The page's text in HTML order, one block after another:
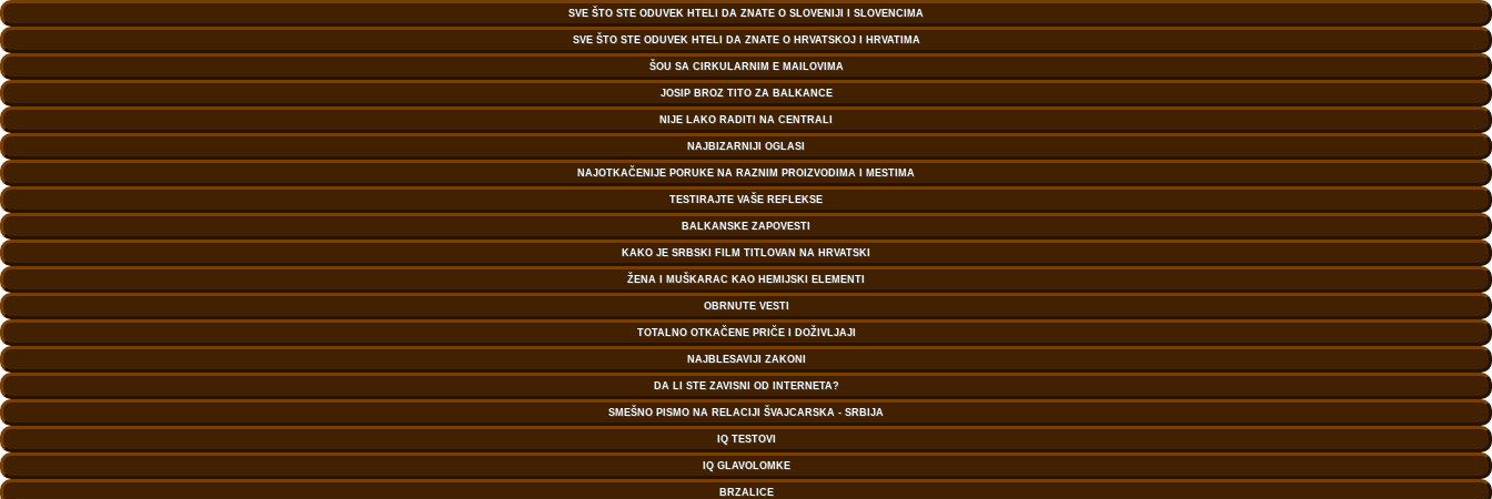
SVE ŠTO STE ODUVEK HTELI DA ZNATE O SLOVENIJI I SLOVENCIMA
SVE ŠTO STE ODUVEK HTELI DA ZNATE O HRVATSKOJ I HRVATIMA
ŠOU SA CIRKULARNIM E MAILOVIMA
JOSIP BROZ TITO ZA BALKANCE
NIJE LAKO RADITI NA CENTRALI
NAJBIZARNIJI OGLASI
NAJOTKAČENIJE PORUKE NA RAZNIM PROIZVODIMA I MESTIMA
TESTIRAJTE VAŠE REFLEKSE
BALKANSKE ZAPOVESTI
KAKO JE SRBSKI FILM TITLOVAN NA HRVATSKI
ŽENA I MUŠKARAC KAO HEMIJSKI ELEMENTI
OBRNUTE VESTI
TOTALNO OTKAČENE PRIČE I DOŽIVLJAJI
NAJBLESAVIJI ZAKONI
DA LI STE ZAVISNI OD INTERNETA?
SMEŠNO PISMO NA RELACIJI ŠVAJCARSKA - SRBIJA
IQ TESTOVI
IQ GLAVOLOMKE
BRZALICE